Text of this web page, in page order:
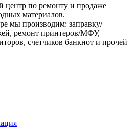
центр по ремонту и продаже
материалов.
мы производим: заправку/
ремонт принтеров/МФУ,
счетчиков банкнот и прочей